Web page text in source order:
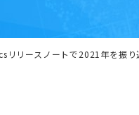
リースノートで2021年を振り